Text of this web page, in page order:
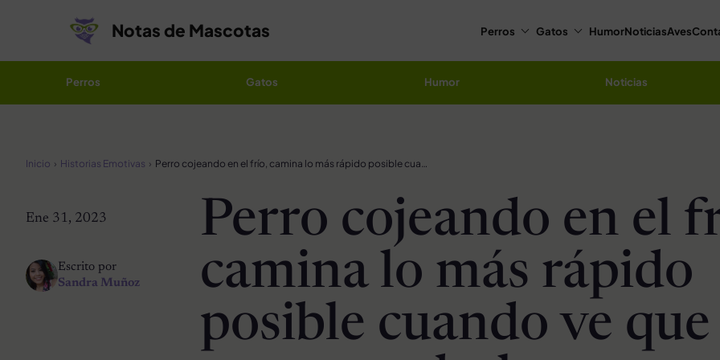
Notas de Mascotas Perros Gatos HumorNoticiasAves
Perros Gatos Humor Noticias
Inicio Historias Emotivas Perro cojeando en el frío, camina lo más rápido posible cuando ve que van a ayudarlo
Ene 31, 2023
Escrito por
Sandra Muñoz
Perro cojeando en el
camina lo más rápido
posible cuando ve que